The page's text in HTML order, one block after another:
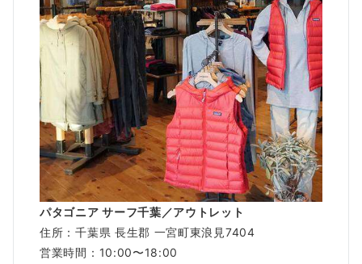
パタゴニア サーフ千葉／アウトレット
住所：千葉県 長生郡 一宮町東浪見7404
営業時間：10:00〜18:00